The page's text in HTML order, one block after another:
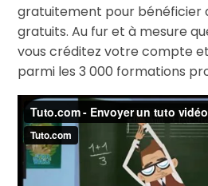
gratuitement pour bénéficier
gratuits. Au fur et à mesure
vous créditez votre compte
parmi les 3 000 formations